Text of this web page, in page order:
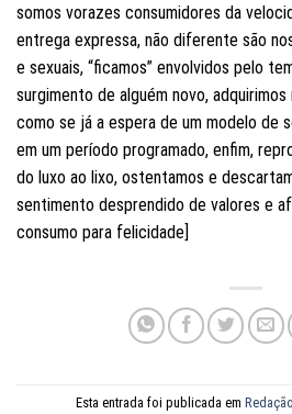
somos vorazes consumidores da
entrega expressa, não diferente são
e sexuais, “ficamos” envolvidos pelo
surgimento de alguém novo,
como se já a espera de um modelo de
em um período programado, enfim,
do luxo ao lixo, ostentamos e
sentimento desprendido de valores e
consumo para felicidade]
Esta entrada foi publicada em Redação